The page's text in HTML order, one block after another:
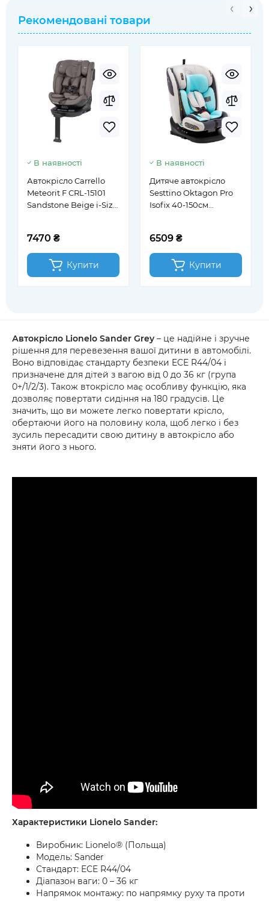
Рекомендовані товари
В наявності
Автокрісло Carrello
Meteorit F CRL-15101
Sandstone Beige i-Size
7470 ₴
Купити
В наявності
Дитяче автокрісло
Sesttino Oktagon Pro
Isofix 40-150см
6509 ₴
Купити
Автокрісло Lionelo Sander Grey – це надійне і зручне
рішення для перевезення вашої дитини в автомобілі.
Воно відповідає стандарту безпеки ECE R44/04 і
призначене для дітей з вагою від 0 до 36 кг (група
0+/1/2/3). Також втокрісло має особливу функцію, яка
дозволяє повертати сидіння на 180 градусів. Це
значить, що ви можете легко повертати крісло,
обертаючи його на половину кола, щоб легко і без
зусиль пересадити свою дитину в автокрісло або
зняти його з нього.
Характеристики Lionelo Sander:
Виробник: Lionelo® (Польща)
Модель: Sander
Стандарт: ECE R44/04
Діапазон ваги: 0 – 36 кг
Напрямок монтажу: по напрямку руху та проти